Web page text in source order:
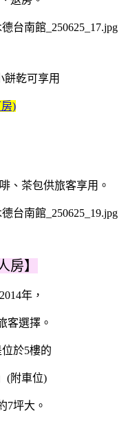
乾可享用
)
、茶包供旅客享用。
房】
年，
客選擇。
於5樓的
(附車位)
7坪大。